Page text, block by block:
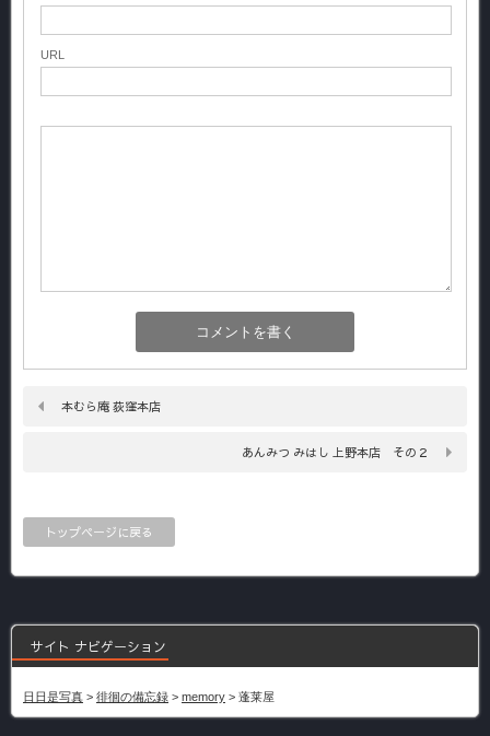
URL
本むら庵 荻窪本店
あんみつ みはし 上野本店 その２
トップページに戻る
サイト ナビゲーション
日日是写真 > 徘徊の備忘録 > memory > 蓬莱屋